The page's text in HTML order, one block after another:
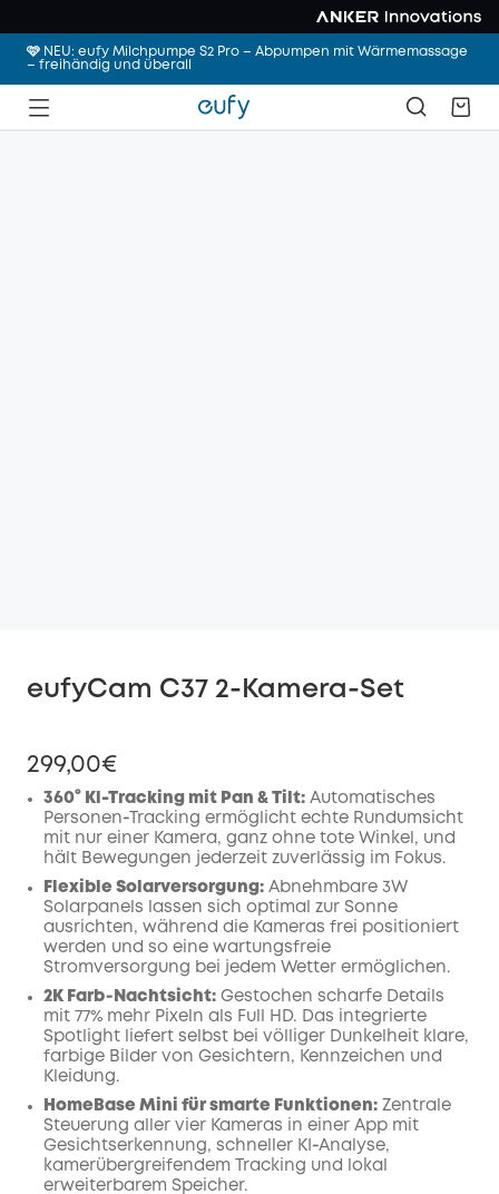
🩷 NEU: eufy Milchpumpe S2 Pro – Abpumpen mit Wärmemassage
– freihändig und überall
eufyCam C37 2-Kamera-Set
299,00€
360° Kl-Tracking mit Pan & Tilt: Automatisches
Personen‑Tracking ermöglicht echte Rundumsicht
mit nur einer Kamera, ganz ohne tote Winkel, und
hält Bewegungen jederzeit zuverlässig im Fokus.
Flexible Solarversorgung: Abnehmbare 3W
Solarpanels lassen sich optimal zur Sonne
ausrichten, während die Kameras frei positioniert
werden und so eine wartungsfreie
Stromversorgung bei jedem Wetter ermöglichen.
2K Farb‑Nachtsicht: Gestochen scharfe Details
mit 77% mehr Pixeln als Full HD. Das integrierte
Spotlight liefert selbst bei völliger Dunkelheit klare,
farbige Bilder von Gesichtern, Kennzeichen und
Kleidung.
HomeBase Mini für smarte Funktionen: Zentrale
Steuerung aller vier Kameras in einer App mit
Gesichtserkennung, schneller KI‑Analyse,
kamerübergreifendem Tracking und lokal
erweiterbarem Speicher.